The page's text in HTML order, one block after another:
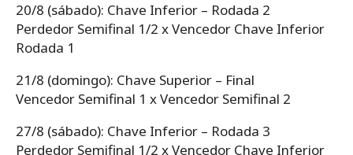
20/8 (sábado): Chave Inferior – Rodada 2
Perdedor Semifinal 1/2 x Vencedor Chave Inferior
Rodada 1
21/8 (domingo): Chave Superior – Final
Vencedor Semifinal 1 x Vencedor Semifinal 2
27/8 (sábado): Chave Inferior – Rodada 3
Perdedor Semifinal 1/2 x Vencedor Chave Inferior